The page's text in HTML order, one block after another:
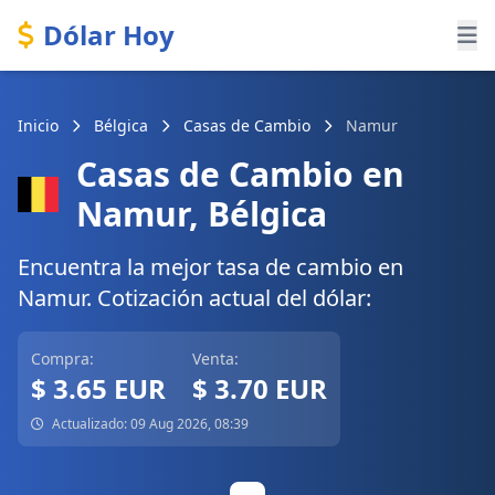
Dólar Hoy
Inicio Bélgica Casas de Cambio Namur
Casas de Cambio en
Namur, Bélgica
Encuentra la mejor tasa de cambio en
Namur. Cotización actual del dólar:
Compra:
$ 3.65 EUR
Venta:
$ 3.70 EUR
Actualizado: 09 Aug 2026, 08:39